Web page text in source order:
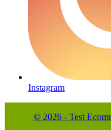
Instagram
© 2026 - Test